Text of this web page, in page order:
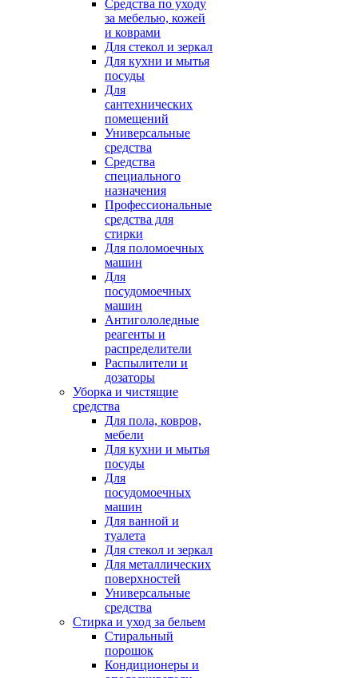
Средства по уходу
за мебелью, кожей
и коврами
Для стекол и зеркал
Для кухни и мытья
посуды
Для
сантехнических
помещений
Универсальные
средства
Средства
специального
назначения
Профессиональные
средства для
стирки
Для поломоечных
машин
Для
посудомоечных
машин
Антигололедные
реагенты и
распределители
Распылители и
дозаторы
Уборка и чистящие
средства
Для пола, ковров,
мебели
Для кухни и мытья
посуды
Для
посудомоечных
машин
Для ванной и
туалета
Для стекол и зеркал
Для металлических
поверхностей
Универсальные
средства
Стирка и уход за бельем
Стиральный
порошок
Кондиционеры и